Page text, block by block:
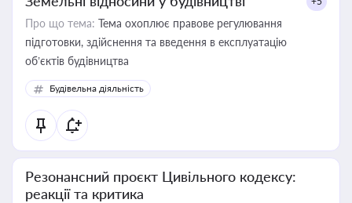
Про що тема: Тема охоплює правове регулювання
підготовки, здійснення та введення в експлуатацію
об’єктів будівництва
Будівельна діяльність
Резонансний проєкт Цивільного кодексу:
реакції та критика